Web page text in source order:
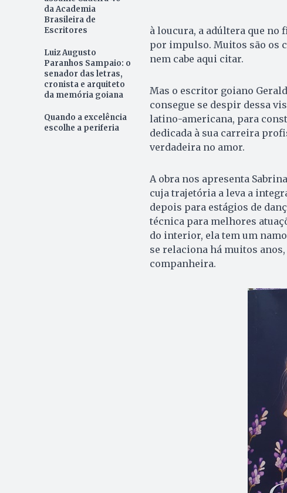
da Academia
Brasileira de
Escritores
Luiz Augusto
Paranhos Sampaio: o
senador das letras,
cronista e arquiteto
da memória goiana
Quando a excelência
escolhe a periferia
à loucura, a adúltera que no
por impulso. Muitos são os
nem cabe aqui citar.
Mas o escritor goiano
consegue se despir dessa
latino-americana, para
dedicada à sua carreira
verdadeira no amor.
A obra nos apresenta
cuja trajetória a leva a
depois para estágios de
técnica para melhores
do interior, ela tem um
se relaciona há muitos
companheira.